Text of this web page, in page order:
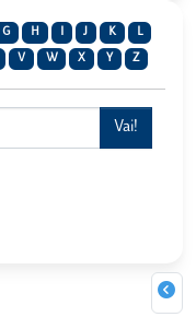
G H J K L
V W X Y Z